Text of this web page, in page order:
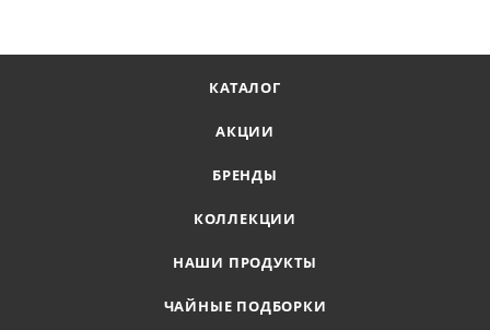
КАТАЛОГ
АКЦИИ
БРЕНДЫ
КОЛЛЕКЦИИ
НАШИ ПРОДУКТЫ
ЧАЙНЫЕ ПОДБОРКИ